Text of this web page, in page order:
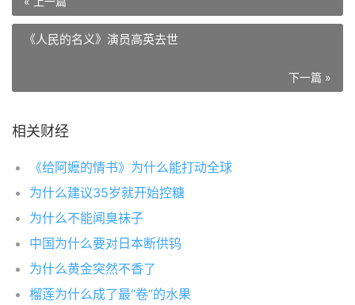
《人民的名义》演员高英去世
下一篇 »
相关财经
《给阿嬷的情书》为什么能打动全球
为什么建议35岁就开始控糖
为什么不能闻臭袜子
中国为什么要对日本断供钨
为什么黄金突然不香了
榴莲为什么成了最“卷”的水果